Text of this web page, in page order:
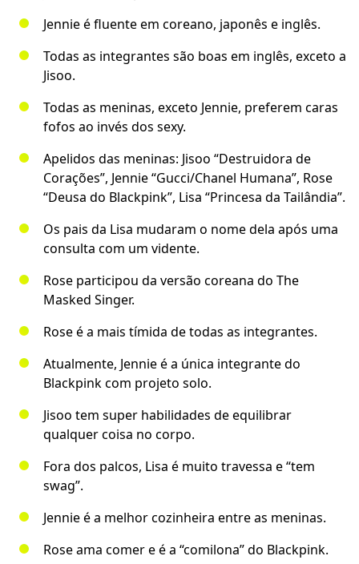
Jennie é fluente em coreano, japonês e inglês.
Todas as integrantes são boas em inglês, exceto a
Jisoo.
Todas as meninas, exceto Jennie, preferem caras
fofos ao invés dos sexy.
Apelidos das meninas: Jisoo “Destruidora de
Corações”, Jennie “Gucci/Chanel Humana”, Rose
“Deusa do Blackpink”, Lisa “Princesa da Tailândia”.
Os pais da Lisa mudaram o nome dela após uma
consulta com um vidente.
Rose participou da versão coreana do The
Masked Singer.
Rose é a mais tímida de todas as integrantes.
Atualmente, Jennie é a única integrante do
Blackpink com projeto solo.
Jisoo tem super habilidades de equilibrar
qualquer coisa no corpo.
Fora dos palcos, Lisa é muito travessa e “tem
swag”.
Jennie é a melhor cozinheira entre as meninas.
Rose ama comer e é a “comilona” do Blackpink.